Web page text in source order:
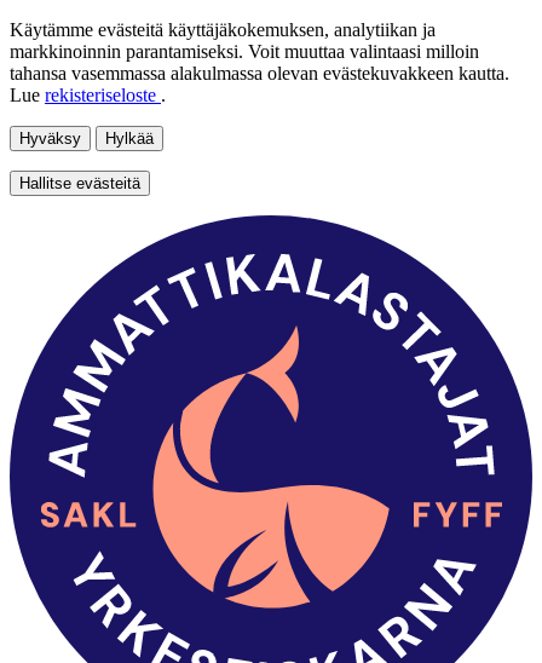
Käytämme evästeitä käyttäjäkokemuksen, analytiikan ja
markkinoinnin parantamiseksi. Voit muuttaa valintaasi milloin
tahansa vasemmassa alakulmassa olevan evästekuvakkeen kautta.
Lue rekisteriseloste .
Hyväksy Hylkää
Hallitse evästeitä